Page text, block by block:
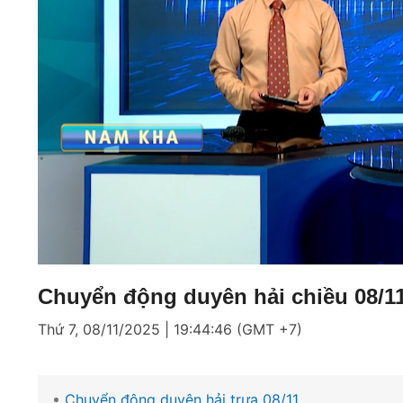
Mute
2.22%
Chuyển động duyên hải chiều 08/
Thứ 7, 08/11/2025 | 19:44:46 (GMT +7)
Chuyển động duyên hải trưa 08/11